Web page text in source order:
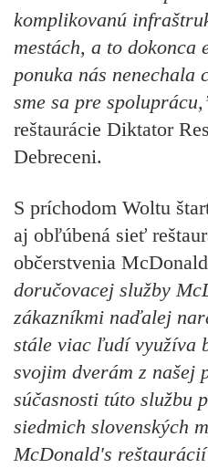
komplikovanú
mestách, a to dokonca
ponuka nás nenechala
sme sa pre
reštaurácie Diktator
Debreceni.
S príchodom Woltu
aj obľúbená sieť
občerstvenia
doručovacej služby
zákazníkmi naďalej
stále viac ľudí využíva
svojim dverám z našej
súčasnosti túto službu
siedmich slovenských
McDonald's